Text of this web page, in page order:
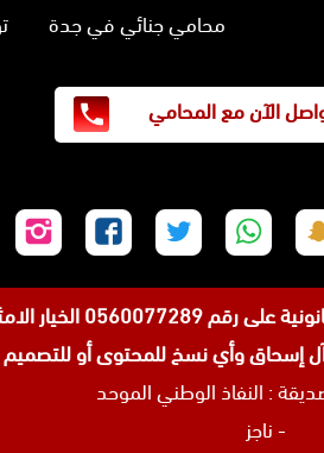
محامي جنائي في جدة
الآن مع المحامي
على
سناب
شات
على
واتساب
على
تويتر
على
فيسبوك
على
عروس البحر الاحمر جده .
إسحاق وأي نسخ للمحتوى أو للتصميم
: النفاذ الوطني الموحد
-ناجز